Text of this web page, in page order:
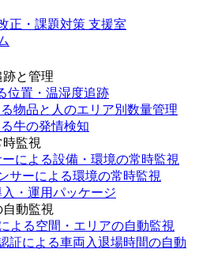
正・課題対策 支援室
と管理
位置・温湿度追跡
物品と人のエリア別数量管理
牛の発情検知
時監視
による設備・環境の常時監視
サーによる環境の常時監視
・運用パッケージ
自動監視
よる空間・エリアの自動監視
証による車両入退場時間の自動